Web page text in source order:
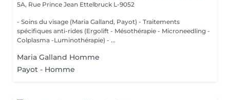
5A, Rue Prince Jean Ettelbruck L-9052
- Soins du visage (Maria Galland, Payot) - Traitements
spécifiques anti-rides (Ergolift - Mésothérapie - Microneedling -
Colplasma -Luminothérapie) - ...
Maria Galland Homme
Payot - Homme